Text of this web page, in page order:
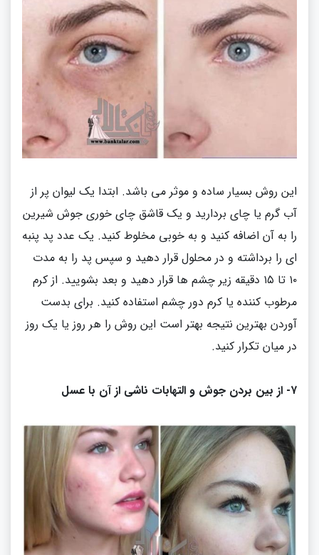
این روش بسیار ساده و موثر می باشد. ابتدا یک لیوان پر از
آب گرم یا چای بردارید و یک قاشق چای خوری جوش شیرین
را به آن اضافه کنید و به خوبی مخلوط کنید. یک عدد پد پنبه
ای را برداشته و در محلول قرار دهید و سپس پد را به مدت
۱۰ تا ۱۵ دقیقه زیر چشم ها قرار دهید و بعد بشویید
. از کرم
مرطوب کننده یا کرم دور چشم استفاده کنید. برای بدست
آوردن بهترین نتیجه بهتر است این روش را هر روز یا یک روز
در میان تکرار کنید.
۷- از بین بردن جوش و التهابات ناشی از آن با عسل